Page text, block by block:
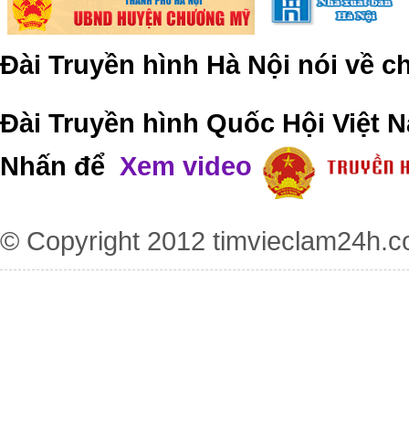
Đài Truyền hình Hà Nội nói về
Đài Truyền hình Quốc Hội Việt
Nhấn để Xem video
© Copyright 2012